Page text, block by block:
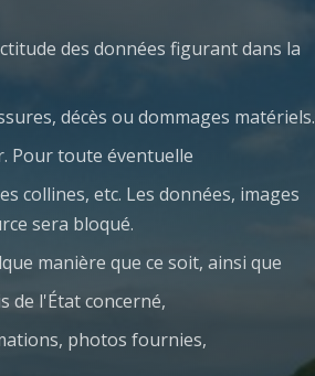
des données figurant dans la
décès ou dommages matériels.
Pour toute éventuelle
collines, etc. Les données, images
sera bloqué.
manière que ce soit, ainsi que
de l'État concerné,
photos fournies,